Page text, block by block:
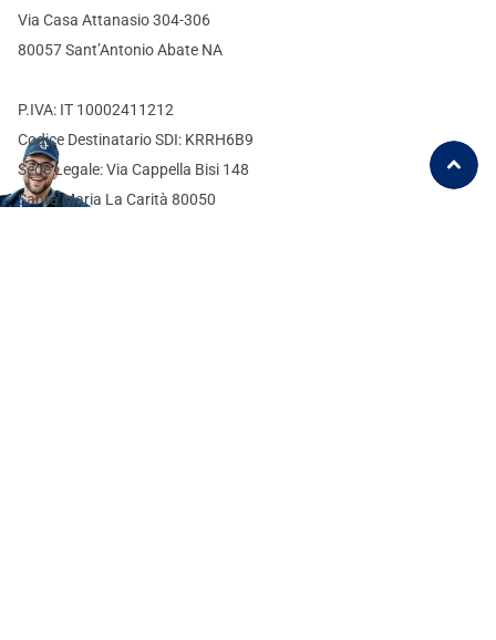
Via Casa Attanasio 304-306
80057 Sant’Antonio Abate NA
P.IVA: IT 10002411212
Codice Destinatario SDI: KRRH6B9
Sede Legale: Via Cappella Bisi 148
Santa Maria La Carità 80050